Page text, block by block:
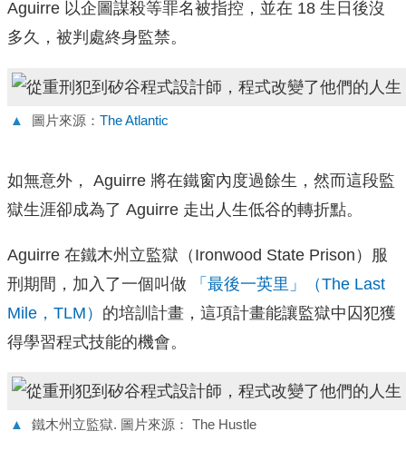
Aguirre 以企圖謀殺等罪名被指控，並在 18 生日後沒
多久，被判處終身監禁。
▲ 圖片來源： The Atlantic
如無意外， Aguirre 將在鐵窗內度過餘生，然而這段監
獄生涯卻成為了 Aguirre 走出人生低谷的轉折點。
Aguirre 在鐵木州立監獄（Ironwood State Prison）服
刑期間，加入了一個叫做
「最後一英里」（The Last
Mile，TLM） 的培訓計畫，這項計畫能讓監獄中囚犯獲
得學習程式技能的機會。
▲ 鐵木州立監獄. 圖片來源： The Hustle